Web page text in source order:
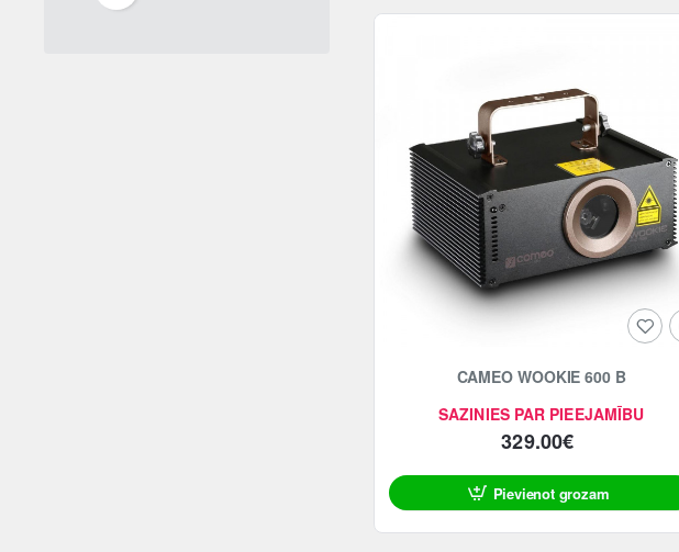
SAZINIES PAR PIEEJAMĪBU
CAMEO WOOKIE 600 B
329.00€
Pievienot grozam